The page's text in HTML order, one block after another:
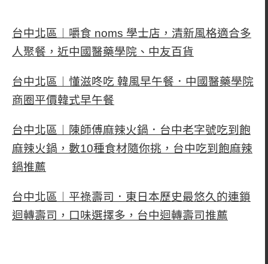
台中北區︱嚼食 noms 學士店，清新風格適合多
人聚餐，近中國醫藥學院、中友百貨
台中北區︱懂滋咚吃 韓風早午餐．中國醫藥學院
商圈平價韓式早午餐
台中北區︱陳師傅麻辣火鍋．台中老字號吃到飽
麻辣火鍋，數10種食材隨你挑，台中吃到飽麻辣
鍋推薦
台中北區︱平祿壽司．東日本歷史最悠久的連鎖
迴轉壽司，口味選擇多，台中迴轉壽司推薦